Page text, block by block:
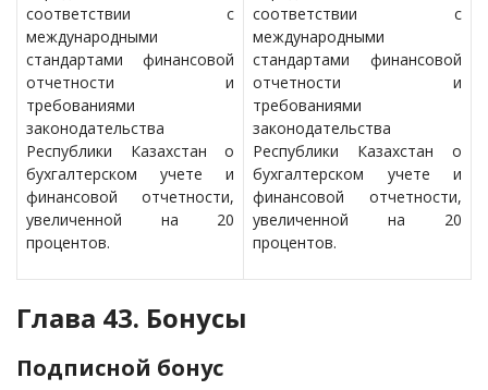
соответствии с
международными
стандартами финансовой
отчетности и
требованиями
законодательства
Республики Казахстан о
бухгалтерском учете и
финансовой отчетности,
увеличенной на 20
процентов.
соответствии с
международными
стандартами финансовой
отчетности и
требованиями
законодательства
Республики Казахстан о
бухгалтерском учете и
финансовой отчетности,
увеличенной на 20
процентов.
Глава 43. Бонусы
Подписной бонус